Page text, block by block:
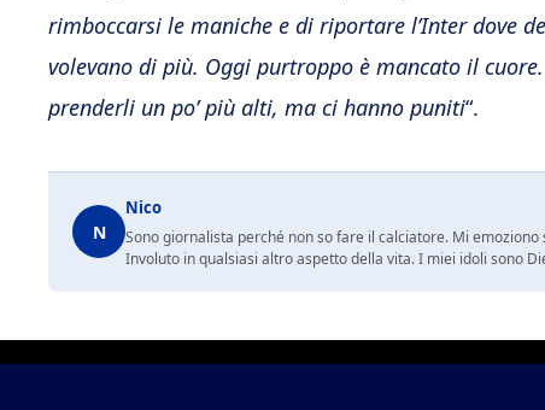
rimboccarsi le maniche e di riportare l’Inter dove
volevano di più. Oggi purtroppo è mancato il
prenderli un po’ più alti, ma ci hanno puniti“.
N
Nico
Sono giornalista perché non so fare il calciatore. Mi
Involuto in qualsiasi altro aspetto della vita. I miei idoli sono